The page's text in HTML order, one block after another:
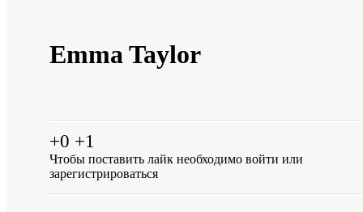
Emma Taylor
+0 +1
Чтобы поставить лайк необходимо войти или
зарегистрироваться